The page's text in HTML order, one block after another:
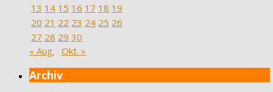
13 14 15 16 17 18 19
20 21 22 23 24 25 26
27 28 29 30
« Aug.
Okt. »
Archiv